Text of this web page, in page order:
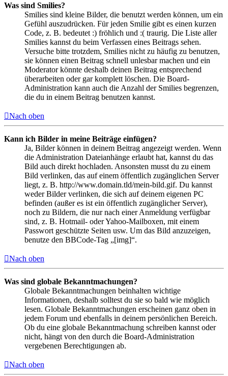
Was sind Smilies?
Smilies sind kleine Bilder, die benutzt werden können, um ein
Gefühl auszudrücken. Für jeden Smilie gibt es einen kurzen
Code, z. B. bedeutet :) fröhlich und :( traurig. Die Liste aller
Smilies kannst du beim Verfassen eines Beitrags sehen.
Versuche bitte trotzdem, Smilies nicht zu häufig zu benutzen,
sie können einen Beitrag schnell unlesbar machen und ein
Moderator könnte deshalb deinen Beitrag entsprechend
überarbeiten oder gar komplett löschen. Die Board-
Administration kann auch die Anzahl der Smilies begrenzen,
die du in einem Beitrag benutzen kannst.
Nach oben
Kann ich Bilder in meine Beiträge einfügen?
Ja, Bilder können in deinem Beitrag angezeigt werden. Wenn
die Administration Dateianhänge erlaubt hat, kannst du das
Bild auch direkt hochladen. Ansonsten musst du zu einem
Bild verlinken, das auf einem öffentlich zugänglichen Server
liegt, z. B. http://www.domain.tld/mein-bild.gif. Du kannst
weder Bilder verlinken, die sich auf deinem eigenen PC
befinden (außer es ist ein öffentlich zugänglicher Server),
noch zu Bildern, die nur nach einer Anmeldung verfügbar
sind, z. B. Hotmail- oder Yahoo-Mailboxen, mit einem
Passwort geschützte Seiten usw. Um das Bild anzuzeigen,
benutze den BBCode-Tag „[img]“.
Nach oben
Was sind globale Bekanntmachungen?
Globale Bekanntmachungen beinhalten wichtige
Informationen, deshalb solltest du sie so bald wie möglich
lesen. Globale Bekanntmachungen erscheinen ganz oben in
jedem Forum und ebenfalls in deinem persönlichen Bereich.
Ob du eine globale Bekanntmachung schreiben kannst oder
nicht, hängt von den durch die Board-Administration
vergebenen Berechtigungen ab.
Nach oben